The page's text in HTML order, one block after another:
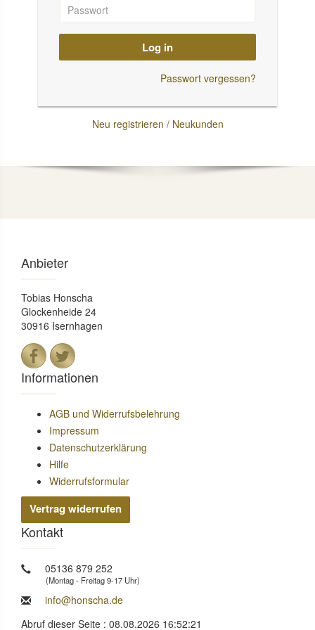
Log in
Passwort vergessen?
Neu registrieren / Neukunden
Anbieter
Tobias Honscha
Glockenheide 24
30916 Isernhagen
Informationen
AGB und Widerrufsbelehrung
Impressum
Datenschutzerklärung
Hilfe
Widerrufsformular
Vertrag widerrufen
Kontakt
05136 879 252
(Montag - Freitag 9-17 Uhr)
info@honscha.de
Abruf dieser Seite : 08.08.2026 16:52:21